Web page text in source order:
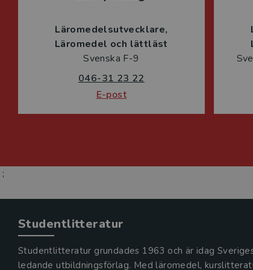
Läromedelsutvecklare
Läromedel och lättläst
Svenska F-9
046-31 23 22
E-post
;
Studentlitteratur
Studentlitteratur grundades 1963 och är idag
ledande utbildningsförlag. Med läromedel,